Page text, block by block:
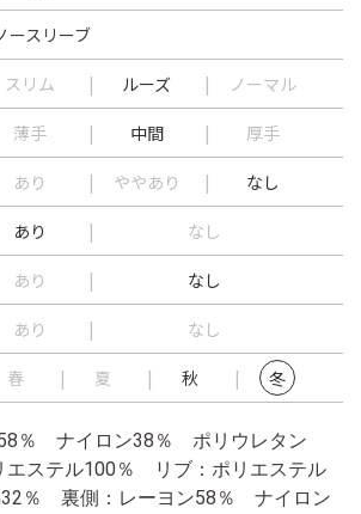
ースリーブ
スリム ルーズ ノーマル
薄手 中間 厚手
あり ややあり なし
あり なし
あり なし
あり なし
春 夏 秋 冬
58％ ナイロン38％ ポリウレタン
ステル100％ リブ：ポリエステル
％ 裏側：レーヨン58％ ナイロン